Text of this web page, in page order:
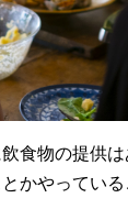
食物の提供は
かやっている